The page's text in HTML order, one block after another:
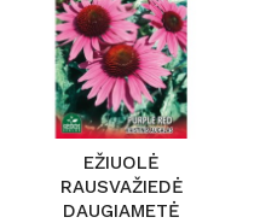
EŽIUOLĖ
RAUSVAŽIEDĖ
DAUGIAMETĖ